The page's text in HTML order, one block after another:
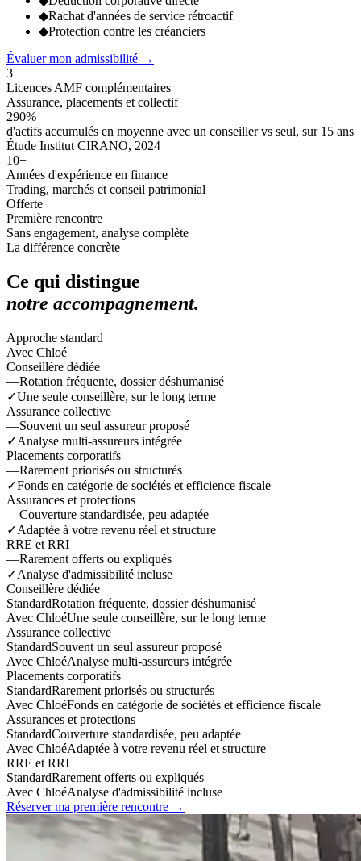
◆Rachat d'années de service rétroactif
◆Protection contre les créanciers
Évaluer mon admissibilité →
3
Licences AMF complémentaires
Assurance, placements et collectif
290%
d'actifs accumulés en moyenne avec un conseiller vs seul, sur 15 ans
Étude Institut CIRANO, 2024
10+
Années d'expérience en finance
Trading, marchés et conseil patrimonial
Offerte
Première rencontre
Sans engagement, analyse complète
La différence concrète
Ce qui distingue
notre accompagnement.
Approche standard
Avec Chloé
Conseillère dédiée
—Rotation fréquente, dossier déshumanisé
✓Une seule conseillère, sur le long terme
Assurance collective
—Souvent un seul assureur proposé
✓Analyse multi-assureurs intégrée
Placements corporatifs
—Rarement priorisés ou structurés
✓Fonds en catégorie de sociétés et efficience fiscale
Assurances et protections
—Couverture standardisée, peu adaptée
✓Adaptée à votre revenu réel et structure
RRE et RRI
—Rarement offerts ou expliqués
✓Analyse d'admissibilité incluse
Conseillère dédiée
StandardRotation fréquente, dossier déshumanisé
Avec ChloéUne seule conseillère, sur le long terme
Assurance collective
StandardSouvent un seul assureur proposé
Avec ChloéAnalyse multi-assureurs intégrée
Placements corporatifs
StandardRarement priorisés ou structurés
Avec ChloéFonds en catégorie de sociétés et efficience fiscale
Assurances et protections
StandardCouverture standardisée, peu adaptée
Avec ChloéAdaptée à votre revenu réel et structure
RRE et RRI
StandardRarement offerts ou expliqués
Avec ChloéAnalyse d'admissibilité incluse
Réserver ma première rencontre →